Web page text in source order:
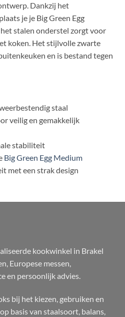
Dankzij het
je je Big Green Egg
stalen onderstel zorgt voor
koken. Het stijlvolle zwarte
en is bestand tegen
staal
veilig en gemakkelijk
stabiliteit
Big Green Egg Medium
met een strak design
kookwinkel in Brakel
Europese messen,
en persoonlijk advies.
bij het kiezen, gebruiken en
basis van staalsoort, balans,